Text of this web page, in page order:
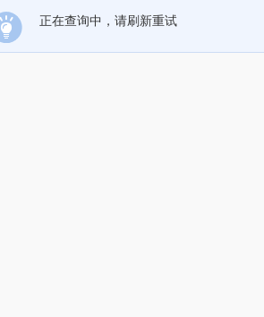
正在查询中，请刷新重试